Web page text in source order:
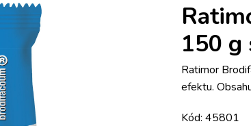
150 g
Ratimor
efektu.
Kód: 45801